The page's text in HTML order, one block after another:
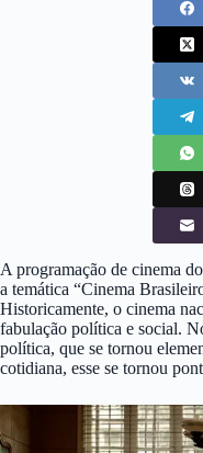
A programação de cinema
a temática “Cinema
Historicamente, o cinema
fabulação política e social.
política, que se tornou
cotidiana, esse se tornou